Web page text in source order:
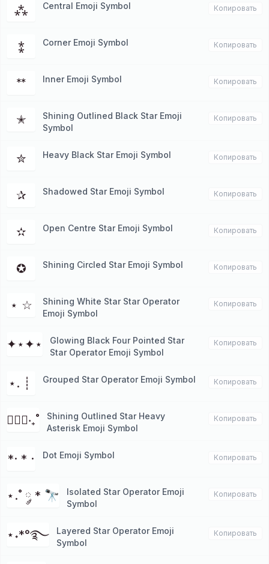
⁂ Central Emoji Symbol Копировать
⁑ Corner Emoji Symbol Копировать
ᕯ Inner Emoji Symbol Копировать
✭
Shining Outlined Black Star Emoji
Symbol
Копировать
✮ Heavy Black Star Emoji Symbol Копировать
✰ Shadowed Star Emoji Symbol Копировать
✫ Open Centre Star Emoji Symbol Копировать
✪ Shining Circled Star Emoji Symbol Копировать
⋆ ☆
Shining White Star Star Operator
Emoji Symbol
Копировать
✦⋆✦⋆
Glowing Black Four Pointed Star
Star Operator Emoji Symbol
Копировать
⋆. ┊ ⁭ Grouped Star Operator Emoji Symbol Копировать
✱ੈ✩‧₊˚
Shining Outlined Star Heavy
Asterisk Emoji Symbol
Копировать
*· * · Dot Emoji Symbol Копировать
⋆.˚ ༘ * 🔭
Isolated Star Operator Emoji
Symbol
Копировать
⋆˖*°࿐
Layered Star Operator Emoji
Symbol
Копировать